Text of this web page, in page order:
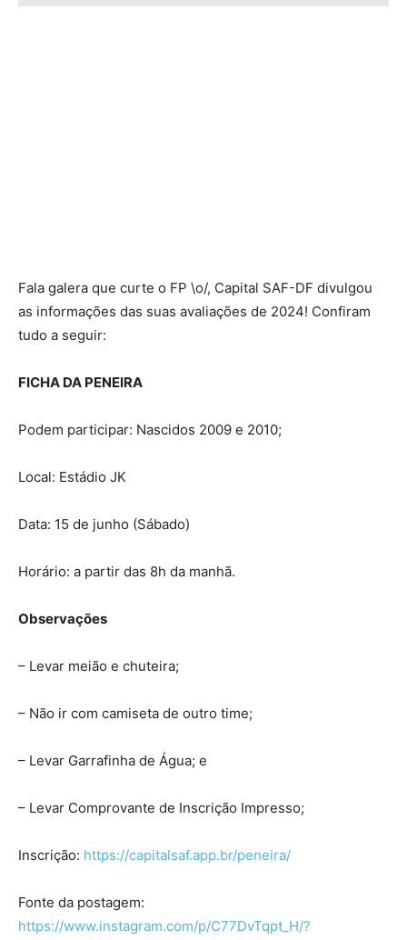
Fala galera que curte o FP \o/, Capital SAF-DF divulgou
as informações das suas avaliações de 2024! Confiram
tudo a seguir:
FICHA DA PENEIRA
Podem participar: Nascidos 2009 e 2010;
Local: Estádio JK
Data: 15 de junho (Sábado)
Horário: a partir das 8h da manhã.
Observações
– Levar meião e chuteira;
– Não ir com camiseta de outro time;
– Levar Garrafinha de Água; e
– Levar Comprovante de Inscrição Impresso;
Inscrição: https://capitalsaf.app.br/peneira/
Fonte da postagem:
https://www.instagram.com/p/C77DvTqpt_H/?